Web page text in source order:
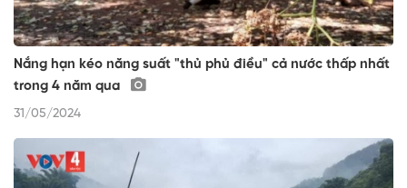
Nắng hạn kéo năng suất "thủ phủ điều" cả nước thấp nhất
trong 4 năm qua
31/05/2024